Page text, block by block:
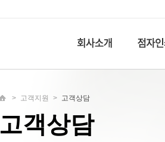
> 고객지원 > 고객상담
고객상담